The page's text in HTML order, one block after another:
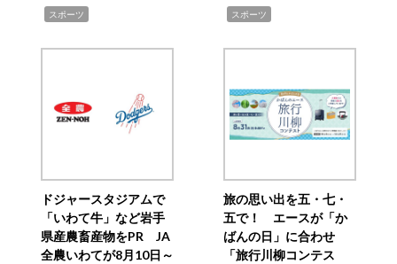
スポーツ スポーツ
ドジャースタジアムで
「いわて牛」など岩手
県産農畜産物をPR JA
全農いわてが8月10日～
旅の思い出を五・七・
五で！ エースが「か
ばんの日」に合わせ
「旅行川柳コンテス